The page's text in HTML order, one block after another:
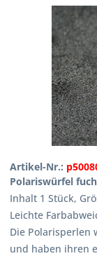
Artikel-Nr.:
Polariswürfel
Inhalt 1 Stück,
Leichte
Die Polarisperlen
und haben ihren